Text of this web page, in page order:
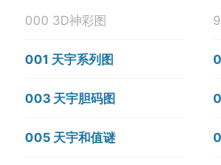
000 3D神彩图
001 天宇系列图
003 天宇胆码图
005 天宇和值谜